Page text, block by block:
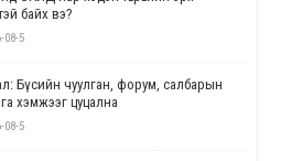
байх вэ?
08-5
Бүсийн чуулган, форум, салбарын
хэмжээг цуцална
08-5